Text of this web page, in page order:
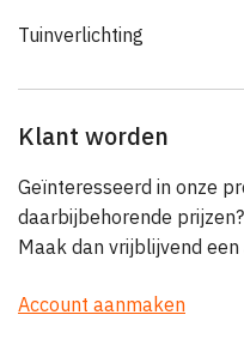
Tuinverlichting
Klant worden
Geïnteresseerd in onze
daarbijbehorende prijzen?
Maak dan vrijblijvend
Account aanmaken